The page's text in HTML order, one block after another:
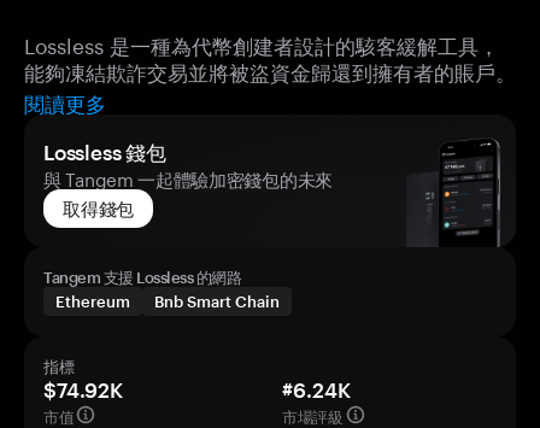
Lossless 是一種為代幣創建者設計的駭客緩解工具，
能夠凍結欺詐交易並將被盜資金歸還到擁有者的賬戶。
閱讀更多
Lossless 錢包
與 Tangem 一起體驗加密錢包的未來
取得錢包
Tangem 支援 Lossless 的網路
Ethereum
Bnb Smart Chain
指標
$74.92K
市值
#6.24K
市場評級